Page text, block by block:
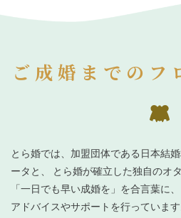
ご成婚までのフ
とら婚では、加盟団体である日本結
ータと、 とら婚が確立した独自のオ
「一日でも早い成婚を」を合言葉に
アドバイスやサポートを行っていま